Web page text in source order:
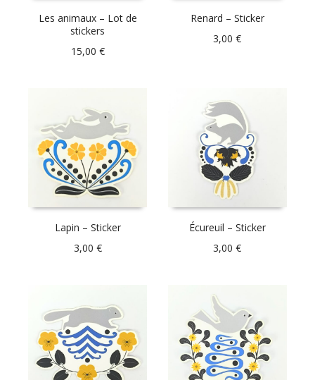
Les animaux – Lot de
stickers
15,00 €
Renard – Sticker
3,00€
Lapin – Sticker
3,00 €
Écureuil – Sticker
3,00€